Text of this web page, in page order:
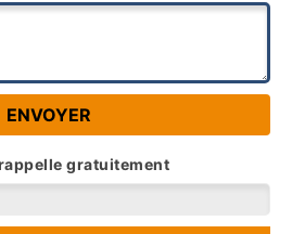
gratuitement